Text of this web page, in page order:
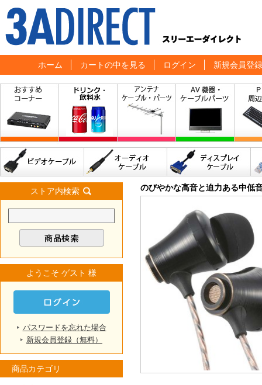
ホーム カートの中を見る ログイン 新規会員登録
ストア内検索
ようこそ ゲスト 様
パスワードを忘れた場合
新規会員登録（無料）
商品カテゴリ
のびやかな高音と迫力ある中低